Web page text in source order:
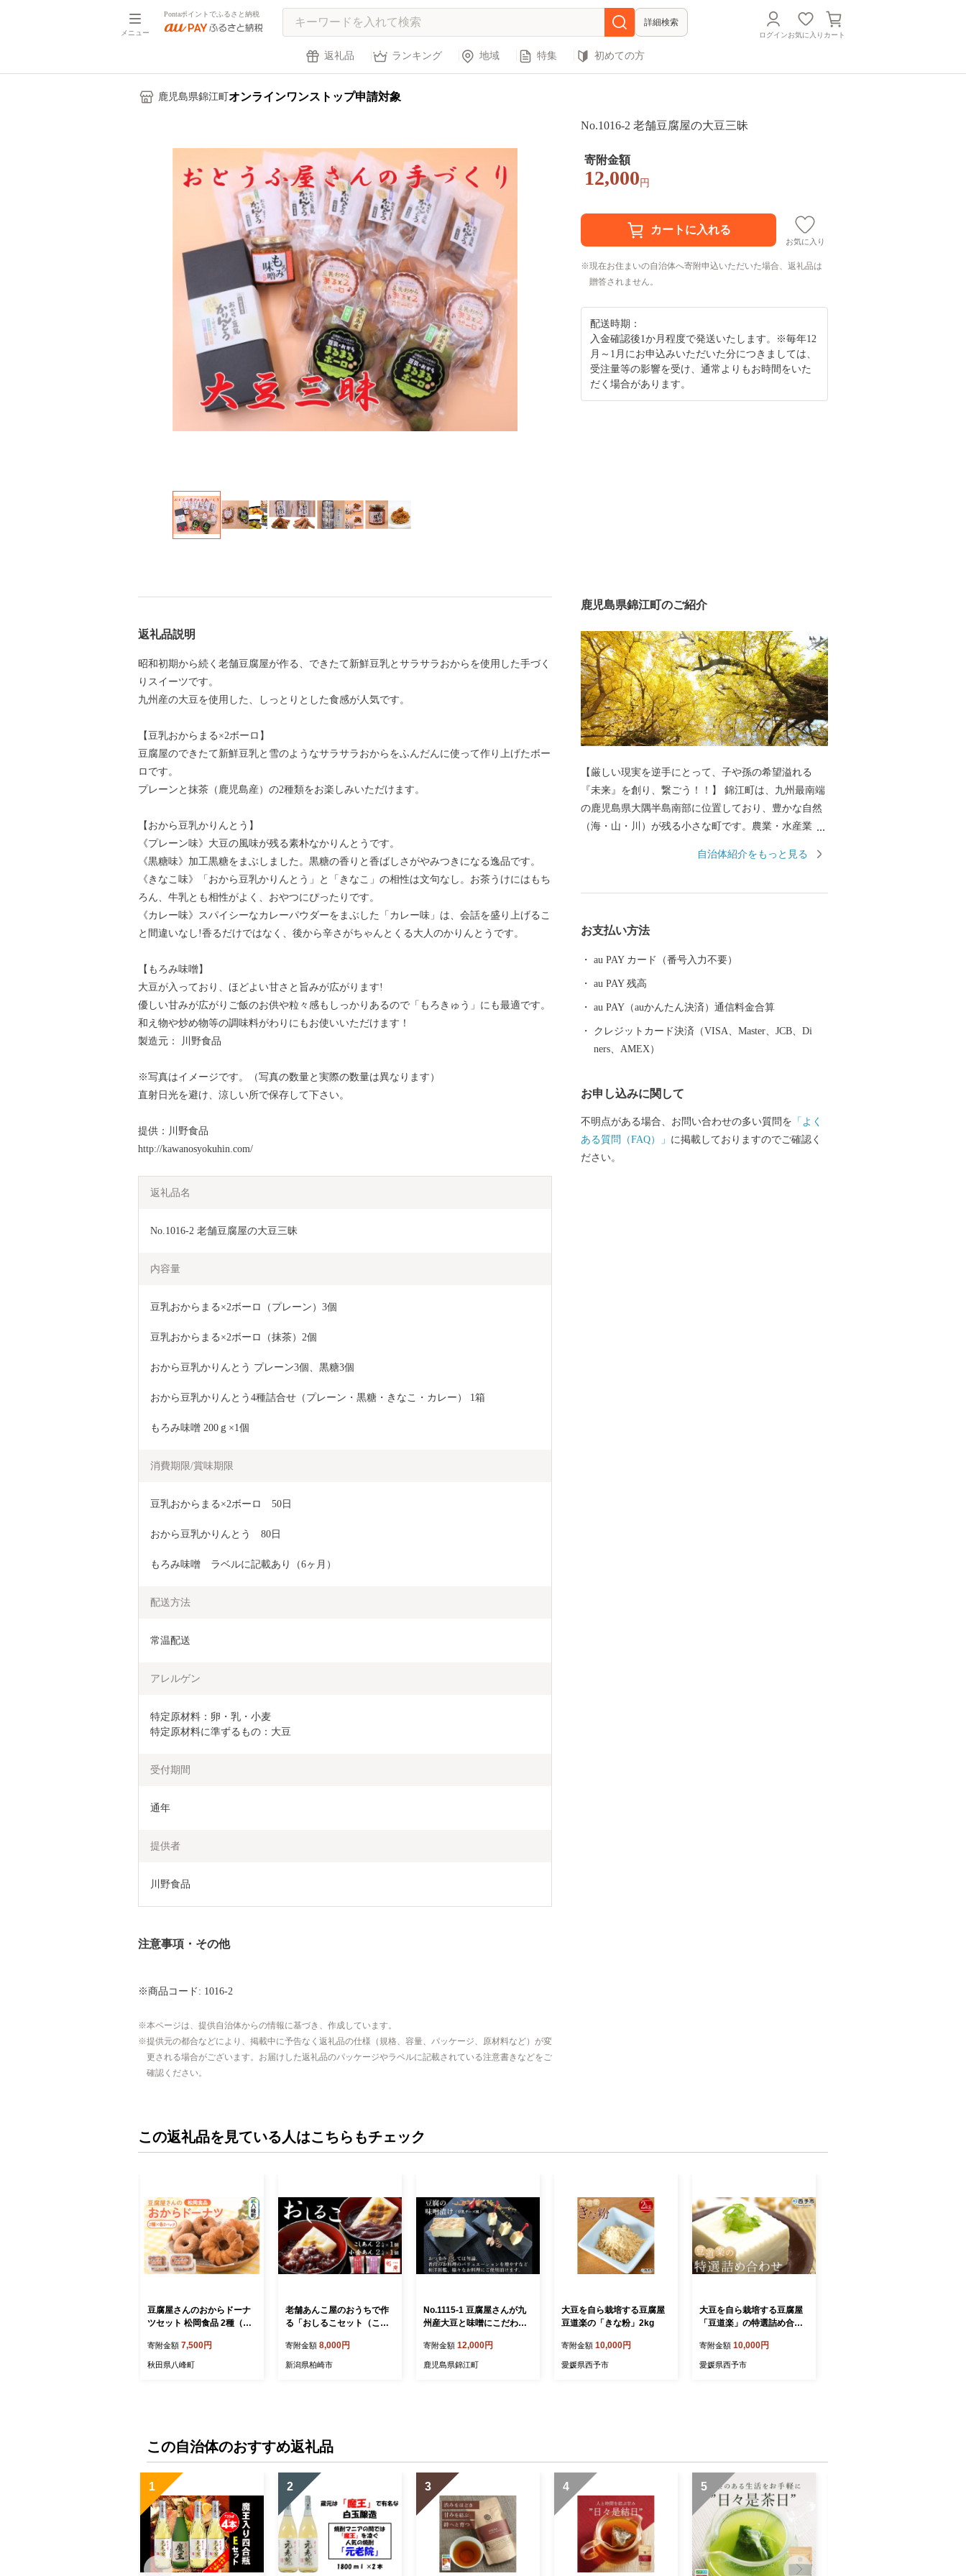
メニュー
Pontaポイントでふるさと納税
詳細検索
ログインお気に入り カート
返礼品 ランキング 地域 特集 初めての方
鹿児島県錦江町 オンラインワンストップ申請対象
No.1016-2 老舗豆腐屋の大豆三昧
寄附金額
12,000 円
お気に入り
現在お住まいの自治体へ寄附申込いただいた場合、返礼品は
贈答されません。
配送時期：
入金確認後1か月程度で発送いたします。※毎年12
月～1月にお申込みいただいた分につきましては、
受注量等の影響を受け、通常よりもお時間をいた
だく場合があります。
返礼品説明
昭和初期から続く老舗豆腐屋が作る、できたて新鮮豆乳とサラサラおからを使用した手づく
りスイーツです。
九州産の大豆を使用した、しっとりとした食感が人気です。
【豆乳おからまる×2ボーロ】
豆腐屋のできたて新鮮豆乳と雪のようなサラサラおからをふんだんに使って作り上げたボー
ロです。
プレーンと抹茶（鹿児島産）の2種類をお楽しみいただけます。
【おから豆乳かりんとう】
《プレーン味》大豆の風味が残る素朴なかりんとうです。
《黒糖味》加工黒糖をまぶしました。黒糖の香りと香ばしさがやみつきになる逸品です。
《きなこ味》「おから豆乳かりんとう」と「きなこ」の相性は文句なし。お茶うけにはもち
ろん、牛乳とも相性がよく、おやつにぴったりです。
《カレー味》スパイシーなカレーパウダーをまぶした「カレー味」は、会話を盛り上げるこ
と間違いなし!香るだけではなく、後から辛さがちゃんとくる大人のかりんとうです。
【もろみ味噌】
大豆が入っており、ほどよい甘さと旨みが広がります!
優しい甘みが広がりご飯のお供や粒々感もしっかりあるので「もろきゅう」にも最適です。
和え物や炒め物等の調味料がわりにもお使いいただけます！
製造元： 川野食品
※写真はイメージです。（写真の数量と実際の数量は異なります）
直射日光を避け、涼しい所で保存して下さい。
提供：川野食品
http://kawanosyokuhin.com/
返礼品名
No.1016-2 老舗豆腐屋の大豆三昧
内容量
豆乳おからまる×2ボーロ（プレーン）3個
豆乳おからまる×2ボーロ（抹茶）2個
おから豆乳かりんとう プレーン3個、黒糖3個
おから豆乳かりんとう4種詰合せ（プレーン・黒糖・きなこ・カレー） 1箱
もろみ味噌 200ｇ×1個
消費期限/賞味期限
豆乳おからまる×2ボーロ　50日
おから豆乳かりんとう　80日
もろみ味噌　ラベルに記載あり（6ヶ月）
配送方法
常温配送
アレルゲン
特定原材料：卵・乳・小麦
特定原材料に準ずるもの：大豆
受付期間
通年
提供者
川野食品
注意事項・その他
※商品コード: 1016-2
本ページは、提供自治体からの情報に基づき、作成しています。
提供元の都合などにより、掲載中に予告なく返礼品の仕様（規格、容量、パッケージ、原材料など）が変
更される場合がございます。お届けした返礼品のパッケージやラベルに記載されている注意書きなどをご
確認ください。
鹿児島県錦江町のご紹介
【厳しい現実を逆手にとって、子や孫の希望溢れる
『未来』を創り、繋ごう！！】 錦江町は、九州最南端
の鹿児島県大隅半島南部に位置しており、豊かな自然
（海・山・川）が残る小さな町です。農業・水産業・
め、果物や肉、魚などの高質な「食」を生産していま
人口減少・少子高齢化起因による厳しい現実(社会課
題)を受け止め、町が一丸となって町の未来を考え・創
それが ”錦江町『MIRAI』づくりプロジェクト”です。
その重要施策の1つとして「錦江町ふるさと納税事業」
を実施し、事業者・町民（町）・寄附者の皆さまの
い」に共感し、ご支援していただける運用を目指して
います。
自治体紹介をもっと見る
お支払い方法
au PAY カード（番号入力不要）
au PAY 残高
au PAY（auかんたん決済）通信料金合算
クレジットカード決済（VISA、Master、JCB、Di
ners、AMEX）
お申し込みに関して
不明点がある場合、お問い合わせの多い質問を 「よく
ある質問（FAQ）」 に掲載しておりますのでご確認く
ださい。
この返礼品を見ている人はこちらもチェック
豆腐屋さんのおからドーナ
ツセット 松岡食品 2種（フ
（小）8個入）各2パック 計
4パック [ドーナツ おからド
寄附金額 7,500円
秋田県八峰町
老舗あんこ屋のおうちで作
る「おしるこセット（こし
2個入[ZA029]
寄附金額 8,000円
新潟県柏崎市
No.1115-1 豆腐屋さんが九
州産大豆と味噌にこだわっ
ろみ味噌セット
寄附金額 12,000円
鹿児島県錦江町
大豆を自ら栽培する豆腐屋
豆道楽の「きな粉」2kg
寄附金額 10,000円
愛媛県西予市
大豆を自ら栽培する豆腐屋
「豆道楽」の特選詰め合わ
寄附金額 10,000円
愛媛県西予市
この自治体のおすすめ返礼品
1 2 3 4 5